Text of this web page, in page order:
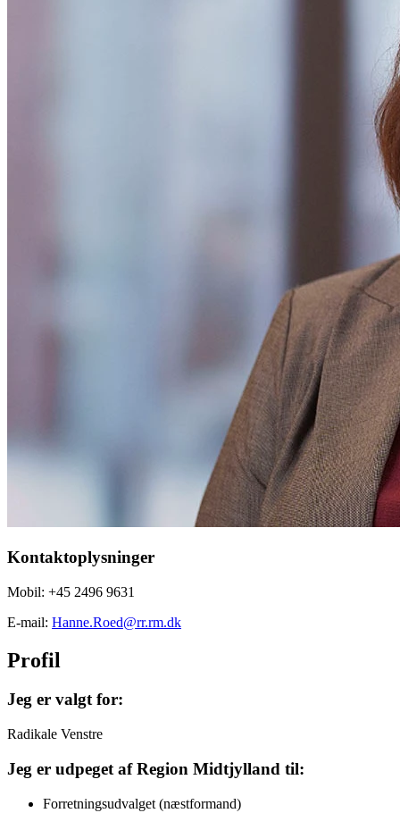
Kontaktoplysninger
Mobil: +45 2496 9631
E-mail: Hanne.Roed@rr.rm.dk
Profil
Jeg er valgt for:
Radikale Venstre
Jeg er udpeget af Region Midtjylland til:
Forretningsudvalget (næstformand)